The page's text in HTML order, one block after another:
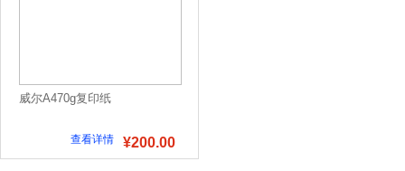
威尔A470g复印纸
¥200.00
查看详情